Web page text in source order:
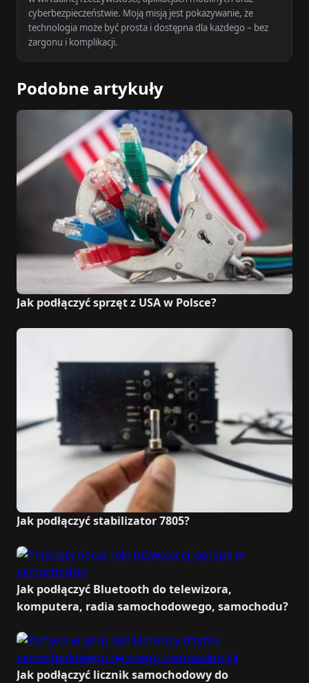
cyberbezpieczeństwie. Moją misją jest pokazywanie, że
technologia może być prosta i dostępna dla każdego – bez
żargonu i komplikacji.
Podobne artykuły
Jak podłączyć sprzęt z USA w Polsce?
Jak podłączyć stabilizator 7805?
Jak podłączyć Bluetooth do telewizora,
komputera, radia samochodowego, samochodu?
Jak podłączyć licznik samochodowy do